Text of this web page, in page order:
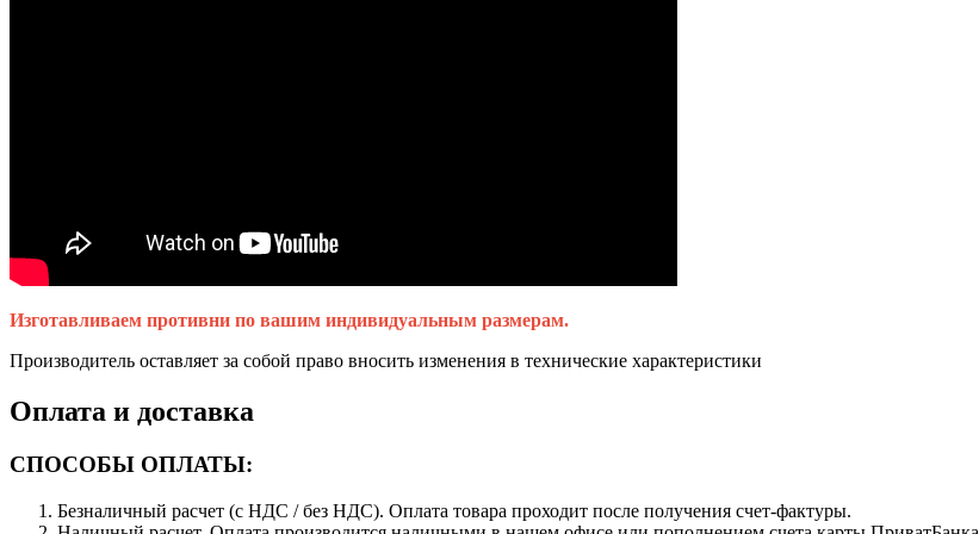
Изготавливаем противни по вашим индивидуальным размерам.
Производитель оставляет за собой право вносить изменения в технические характеристики
Оплата и доставка
СПОСОБЫ ОПЛАТЫ:
Безналичный расчет (с НДС / без НДС). Оплата товара проходит после получения счет-фактуры.